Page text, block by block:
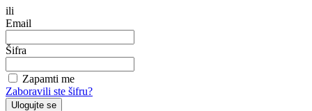
ili
Email
Šifra
Zapamti me
Zaboravili ste šifru?
Ulogujte se